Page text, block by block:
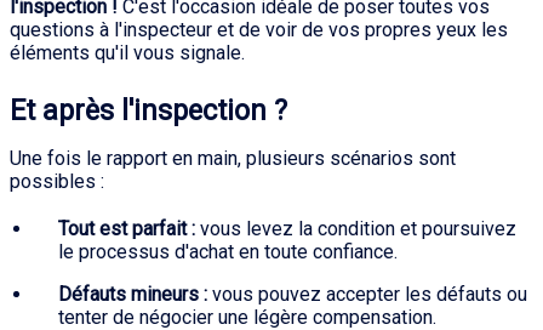
l'inspection ! C'est l'occasion idéale de poser toutes vos
questions à l'inspecteur et de voir de vos propres yeux les
éléments qu'il vous signale.
Et après l'inspection ?
Une fois le rapport en main, plusieurs scénarios sont
possibles :
Tout est parfait : vous levez la condition et poursuivez
le processus d'achat en toute confiance.
Défauts mineurs : vous pouvez accepter les défauts ou
tenter de négocier une légère compensation.